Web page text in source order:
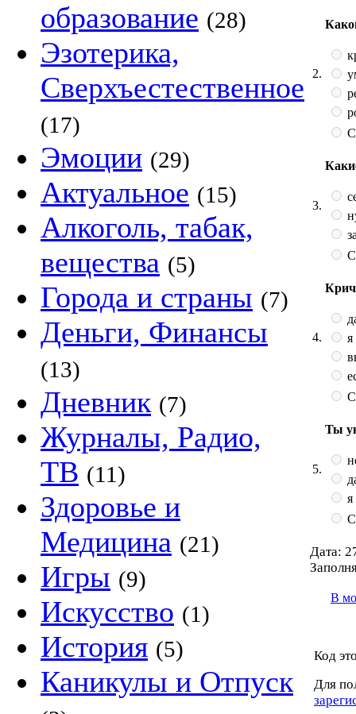
образование (28)
Эзотерика,
Сверхъестественное
(17)
Эмоции (29)
Актуальное (15)
Алкоголь, табак,
вещества (5)
Города и страны (7)
Деньги, Финансы
(13)
Дневник (7)
Журналы, Радио,
ТВ (11)
Здоровье и
Медицина (21)
Игры (9)
Искусство (1)
История (5)
Каникулы и Отпуск
2.
3.
4.
5.
Ты
я
Дата:
В
Код
Для